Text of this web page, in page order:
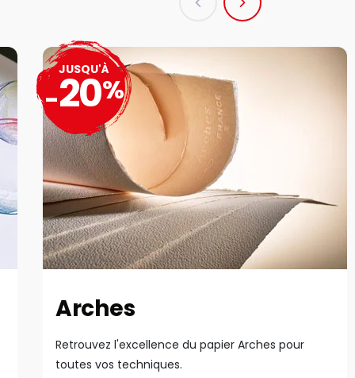
Arches
Retrouvez l'excellence du papier Arches pour
toutes vos techniques.
JUSQU'À
-20%